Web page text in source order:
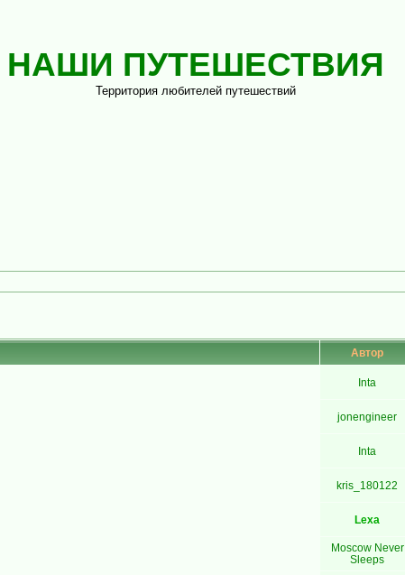
НАШИ ПУТЕШЕСТВИЯ
Территория любителей путешествий
Автор
Inta
jonengineer
Inta
kris_180122
Lexa
Moscow Never
Sleeps